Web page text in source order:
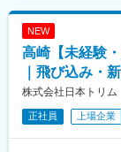
NEW
高崎【未経験
｜飛び込み・
株式会社日本トリム
正社員 上場企業